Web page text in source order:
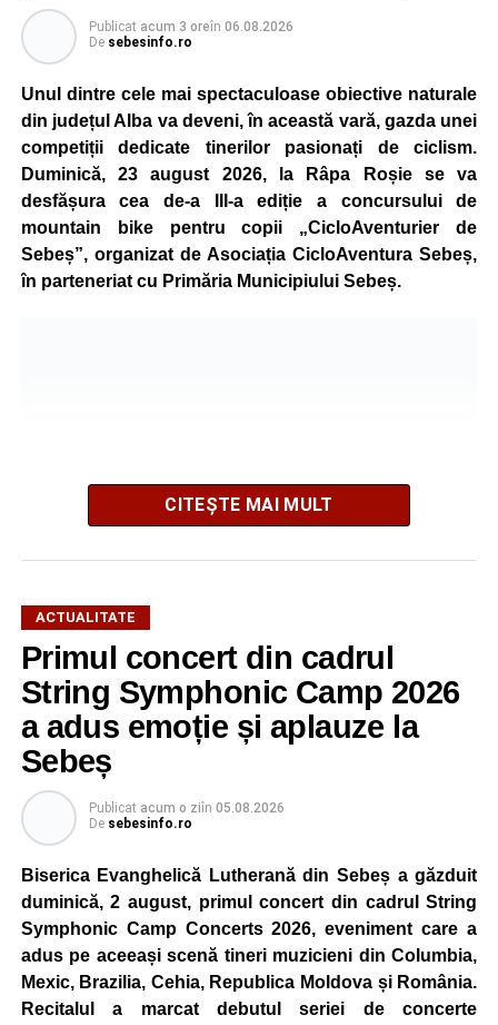
Publicat acum 3 oreîn 06.08.2026
De sebesinfo.ro
Unul dintre cele mai spectaculoase obiective naturale
din județul Alba va deveni, în această vară, gazda unei
competiții dedicate tinerilor pasionați de ciclism.
Duminică, 23 august 2026, la Râpa Roșie se va
desfășura cea de-a III-a ediție a concursului de
mountain bike pentru copii „CicloAventurier de
Sebeș”, organizat de Asociația CicloAventura Sebeș,
în parteneriat cu Primăria Municipiului Sebeș.
După două ediții organizate în Parcul Arini, competiția se
mută într-un nou decor, oferind participanților ocazia de a
concura într-un cadru natural deosebit. Evenimentul este
destinat copiilor și adolescenților cu vârste cuprinse între
5 și 18 ani, iar participarea este gratuită.
Organizatorii au pregătit trasee adaptate fiecărei categorii
de vârstă, astfel încât competiția să fie accesibilă atât
celor aflați la început de drum, cât și celor cu experiență în
mountain bike. La finalul întrecerii, cei mai bine clasați
concurenți vor fi recompensați cu premii în bani și premii
oferite de partenerii evenimentului.
Înaintea zilei de concurs, participanții își vor putea ridica
CITEȘTE MAI MULT
ACTUALITATE
Primul concert din cadrul
String Symphonic Camp 2026
a adus emoție și aplauze la
Sebeș
Publicat acum o ziîn 05.08.2026
De sebesinfo.ro
Biserica Evanghelică Lutherană din Sebeș a găzduit
duminică, 2 august, primul concert din cadrul String
Symphonic Camp Concerts 2026, eveniment care a
adus pe aceeași scenă tineri muzicieni din Columbia,
Mexic, Brazilia, Cehia, Republica Moldova și România.
Recitalul a marcat debutul seriei de concerte